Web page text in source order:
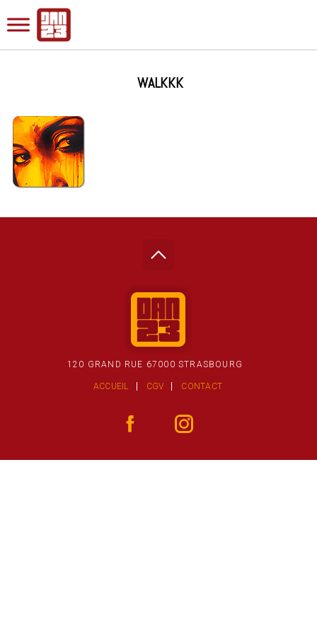
WALKKK
120 GRAND RUE 67000 STRASBOURG
ACCUEIL CGV CONTACT